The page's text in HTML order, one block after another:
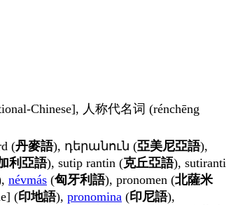
Chinese], 人称代名词 (rénchēng
(丹麥語), դերանուն (亞美尼亞語),
利亞語), sutip rantin (克丘亞語), sutiranti
névmás (匈牙利語), pronomen (北薩米
(印地語), pronomina (印尼語),